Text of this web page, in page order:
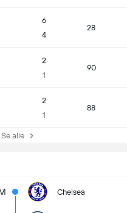
6
4
28
2
1
90
2
1
88
alle
Chelsea